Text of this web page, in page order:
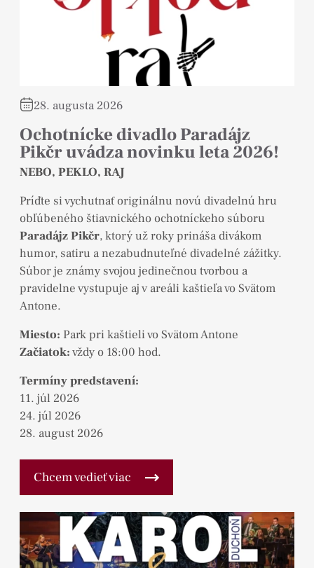
28. augusta 2026
Ochotnícke divadlo Paradájz
Pikčr uvádza novinku leta 2026!
NEBO, PEKLO, RAJ
Príďte si vychutnať originálnu novú divadelnú hru
obľúbeného štiavnického ochotníckeho súboru
Paradájz Pikčr, ktorý už roky prináša divákom
humor, satiru a nezabudnuteľné divadelné zážitky.
Súbor je známy svojou jedinečnou tvorbou a
pravidelne vystupuje aj v areáli kaštieľa vo Svätom
Antone.
Miesto: Park pri kaštieli vo Svätom Antone
Začiatok:vždy o 18:00 hod.
Termíny predstavení:
11. júl 2026
24. júl 2026
28. august 2026
Chcem vedieť viac